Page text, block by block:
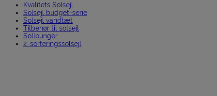
Kvalitets Solsejl
Solsejl budget-serie
Solsejl vandtæt
Tilbehør til solsejl
Sollounger
2. sorteringssolsejl